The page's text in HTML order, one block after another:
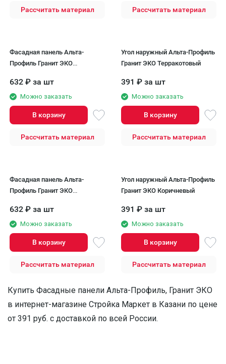
Рассчитать материал Рассчитать материал
Фасадная панель Альта-
Профиль Гранит ЭКО
632 ₽ за шт
Можно заказать
В корзину
Рассчитать материал
Угол наружный Альта-Профиль
Гранит ЭКО Терракотовый
391 ₽ за шт
Можно заказать
В корзину
Рассчитать материал
Фасадная панель Альта-
Профиль Гранит ЭКО
632 ₽ за шт
Можно заказать
В корзину
Рассчитать материал
Угол наружный Альта-Профиль
Гранит ЭКО Коричневый
391 ₽ за шт
Можно заказать
В корзину
Рассчитать материал
Купить Фасадные панели Альта-Профиль, Гранит ЭКО
в интернет-магазине Стройка Маркет в Казани по цене
от 391 руб. с доставкой по всей России.